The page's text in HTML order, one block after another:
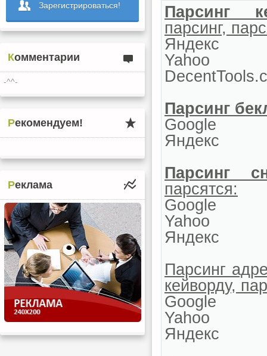
Зарегистрироваться!
Комментарии
-^^-
Рекомендуем!
Реклама
Парсинг
парсинг,
Яндекс
Yahoo
Парсинг
Google
Яндекс
Парсинг
парсятся:
Google
Yahoo
Яндекс
Парсинг
кейворду,
Google
Yahoo
Яндекс